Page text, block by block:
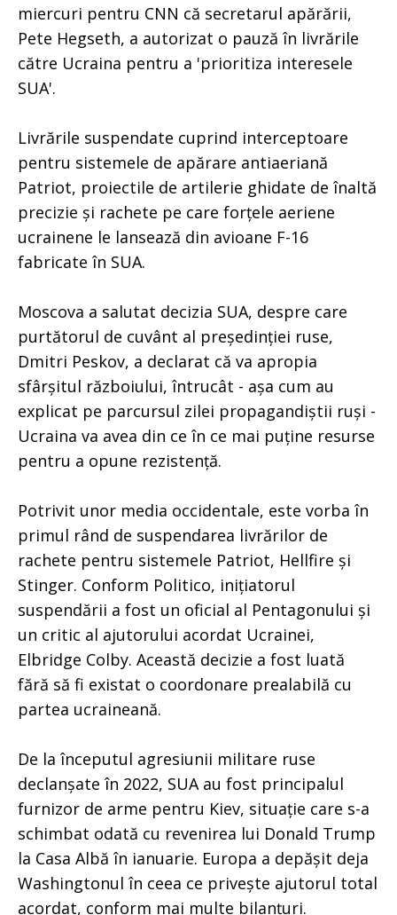
miercuri pentru CNN că secretarul apărării,
Pete Hegseth, a autorizat o pauză în livrările
către Ucraina pentru a 'prioritiza interesele
SUA'.
Livrările suspendate cuprind interceptoare
pentru sistemele de apărare antiaeriană
Patriot, proiectile de artilerie ghidate de înaltă
precizie și rachete pe care forțele aeriene
ucrainene le lansează din avioane F-16
fabricate în SUA.
Moscova a salutat decizia SUA, despre care
purtătorul de cuvânt al președinției ruse,
Dmitri Peskov, a declarat că va apropia
sfârșitul războiului, întrucât - așa cum au
explicat pe parcursul zilei propagandiștii ruși -
Ucraina va avea din ce în ce mai puține resurse
pentru a opune rezistență.
Potrivit unor media occidentale, este vorba în
primul rând de suspendarea livrărilor de
rachete pentru sistemele Patriot, Hellfire și
Stinger. Conform Politico, inițiatorul
suspendării a fost un oficial al Pentagonului și
un critic al ajutorului acordat Ucrainei,
Elbridge Colby. Această decizie a fost luată
fără să fi existat o coordonare prealabilă cu
partea ucraineană.
De la începutul agresiunii militare ruse
declanșate în 2022, SUA au fost principalul
furnizor de arme pentru Kiev, situație care s-a
schimbat odată cu revenirea lui Donald Trump
la Casa Albă în ianuarie. Europa a depășit deja
Washingtonul în ceea ce privește ajutorul total
acordat, conform mai multe bilanțuri.